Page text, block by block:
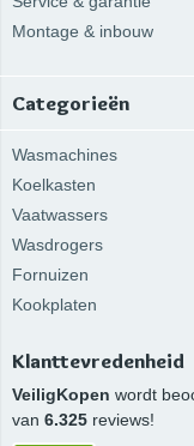
Montage & inbouw
Categorieën
Wasmachines
Koelkasten
Vaatwassers
Wasdrogers
Fornuizen
Kookplaten
Klanttevredenheid
VeiligKopen wordt
van 6.325 reviews!